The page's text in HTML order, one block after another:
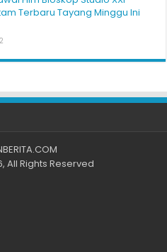
Film Bioskop Studio XXI
Terbaru Tayang Minggu Ini
All Rights Reserved